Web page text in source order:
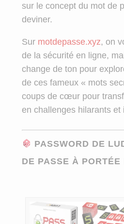
sur le concept du mot de
deviner.
Sur motdepasse.xyz, on
de la sécurité en ligne,
change de ton pour
de ces fameux « mots
coups de cœur pour
en challenges hilarants et
PASSWORD DE
DE PASSE À PORTÉE